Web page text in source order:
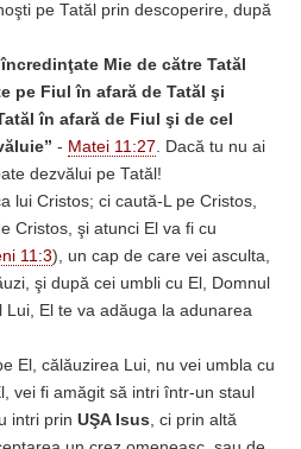
pe Tatăl prin descoperire, după
Mie de către Tatăl
pe Fiul în afară de Tatăl şi
în afară de Fiul şi de cel
” - Matei 11:27. Dacă tu nu ai
dezvălui pe Tatăl!
lui Cristos; ci caută-L pe Cristos,
Cristos, şi atunci El va fi cu
11:3), un cap de care vei asculta,
şi după cei umbli cu El, Domnul
Lui, El te va adăuga la adunarea
El, călăuzirea Lui, nu vei umbla cu
vei fi amăgit să intri într-un staul
intri prin UŞA Isus, ci prin altă